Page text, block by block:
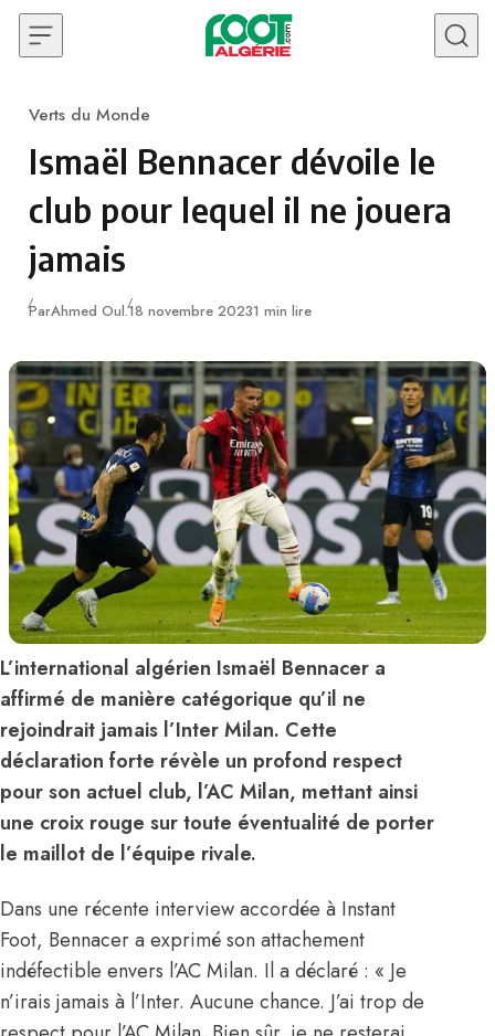
Skip to content
Category
Verts du Monde
Ismaël Bennacer dévoile le
club pour lequel il ne jouera
jamais
ParAhmed Oul.Publié
18 novembre 20231 min lire
L’international algérien Ismaël Bennacer a
affirmé de manière catégorique qu’il ne
rejoindrait jamais l’Inter Milan. Cette
déclaration forte révèle un profond respect
pour son actuel club, l’AC Milan, mettant ainsi
une croix rouge sur toute éventualité de porter
le maillot de l’équipe rivale.
Dans une récente interview accordée à Instant
Foot, Bennacer a exprimé son attachement
indéfectible envers l’AC Milan. Il a déclaré : « Je
n’irais jamais à l’Inter. Aucune chance. J’ai trop de